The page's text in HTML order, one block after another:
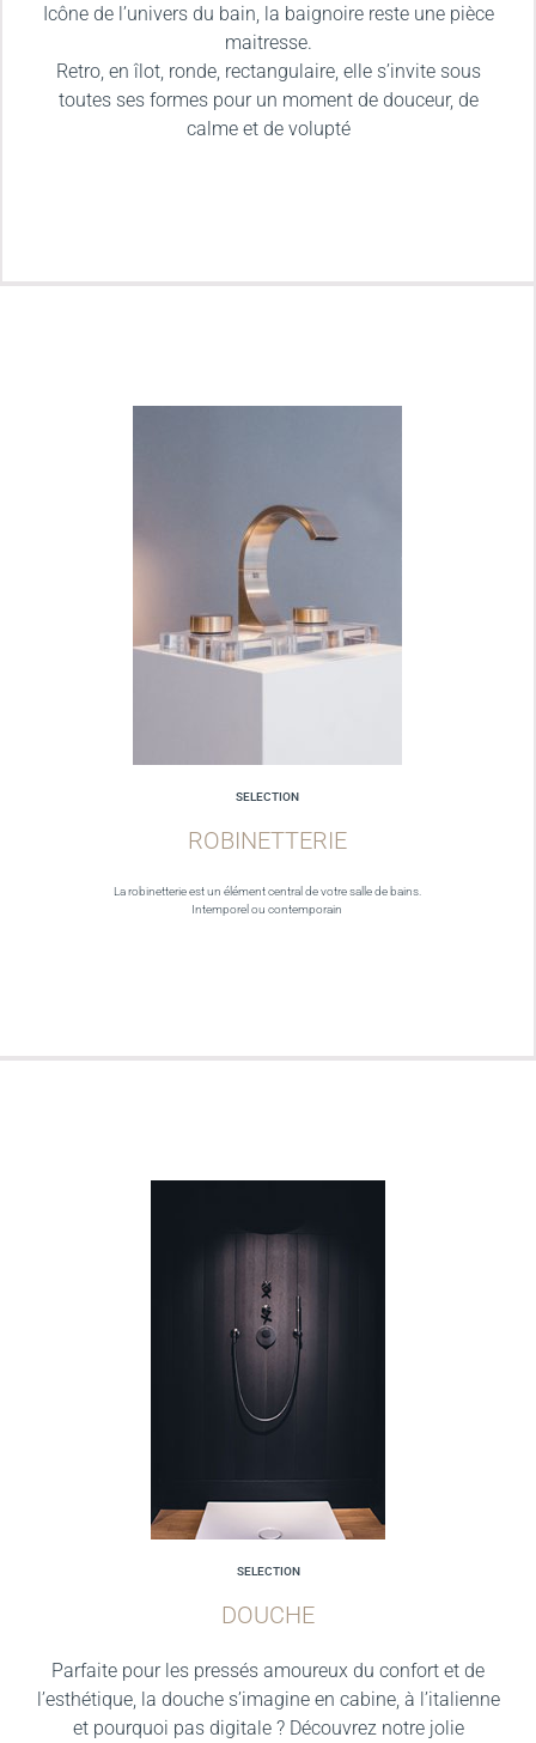
Icône de l’univers du bain, la baignoire reste une pièce
maitresse.
Retro, en îlot, ronde, rectangulaire, elle s’invite sous
toutes ses formes pour un moment de douceur, de
calme et de volupté
SELECTION
ROBINETTERIE
La robinetterie est un élément central de votre salle de bains.
Intemporel ou contemporain
SELECTION
DOUCHE
Parfaite pour les pressés amoureux du confort et de
l’esthétique, la douche s’imagine en cabine, à l’italienne
et pourquoi pas digitale ? Découvrez notre jolie